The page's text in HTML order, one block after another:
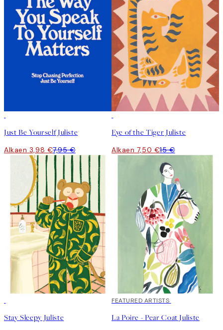
Just Be Yourself Juliste
Alkaen 3,98 €7,95 €
Eye of the Tiger Juliste
Alkaen 7,50 €15 €
Stay Sleepy Juliste
40%*
FEATURED ARTISTS
La Poire - Pear Coat Juliste